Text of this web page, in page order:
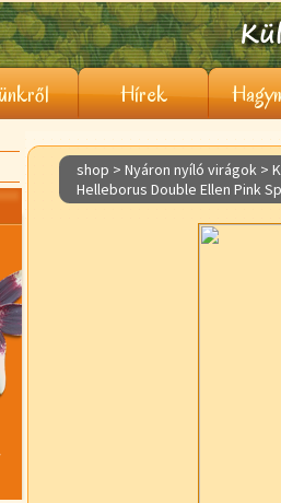
Hírek
shop > Nyáron nyíló virágok >
Helleborus Double Ellen Pink